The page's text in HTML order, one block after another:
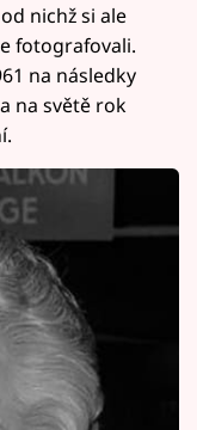
nichž si ale
fotografovali.
na následky
na světě rok